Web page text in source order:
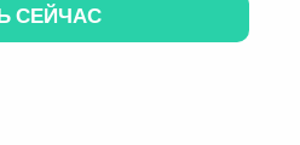
СЕЙЧАС